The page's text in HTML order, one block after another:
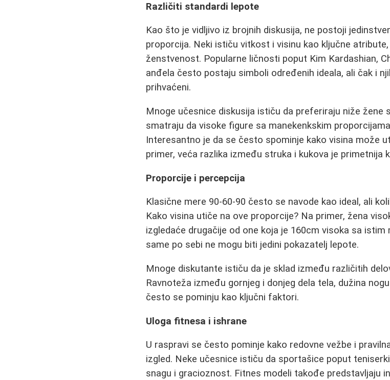
Različiti standardi lepote
Kao što je vidljivo iz brojnih diskusija, ne postoji
proporcija. Neki ističu vitkost i visinu kao ključne
ženstvenost. Popularne ličnosti poput Kim Kardashian,
anđela često postaju simboli određenih ideala, ali čak i
prihvaćeni.
Mnoge učesnice diskusija ističu da preferiraju niže žene
smatraju da visoke figure sa manekenkskim
Interesantno je da se često spominje kako visina može
primer, veća razlika između struka i kukova je primetnija
Proporcije i percepcija
Klasične mere 90-60-90 često se navode kao ideal, ali
Kako visina utiče na ove proporcije? Na primer, žena
izgledaće drugačije od one koja je 160cm visoka sa istim
same po sebi ne mogu biti jedini pokazatelj lepote.
Mnoge diskutante ističu da je sklad između različitih
Ravnoteža između gornjeg i donjeg dela tela, dužina
često se pominju kao ključni faktori.
Uloga fitnesa i ishrane
U raspravi se često pominje kako redovne vežbe i
izgled. Neke učesnice ističu da sportašice poput
snagu i gracioznost. Fitnes modeli takođe predstavljaju